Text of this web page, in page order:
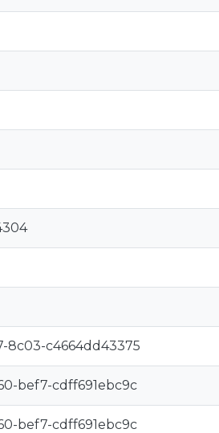
8c03-c4664dd43375
bef7-cdff691ebc9c
bef7-cdff691ebc9c